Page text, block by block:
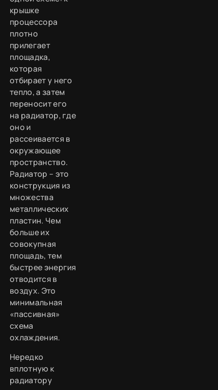
крышке
процессора
плотно
прилегает
площадка,
которая
отбирает у него
тепло, а затем
переносит его
на радиатор, где
оно и
рассеивается в
окружающее
пространство.
Радиатор – это
конструкция из
множества
металлических
пластин. Чем
больше их
совокупная
площадь, тем
быстрее энергия
отводится в
воздух. Это
минимальная
«пассивная»
схема
охлаждения.
Нередко
вплотную к
радиатору